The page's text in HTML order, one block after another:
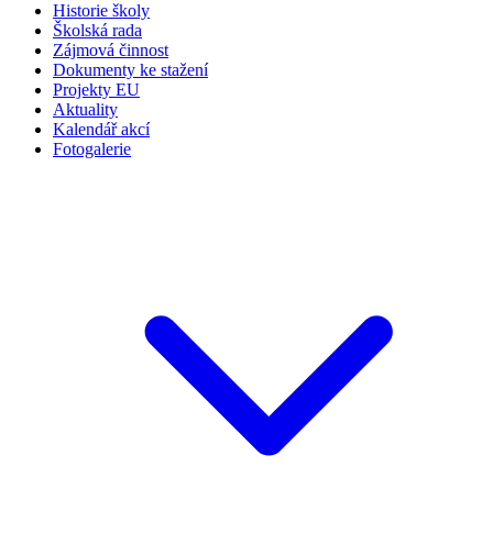
Historie školy
Školská rada
Zájmová činnost
Dokumenty ke stažení
Projekty EU
Aktuality
Kalendář akcí
Fotogalerie